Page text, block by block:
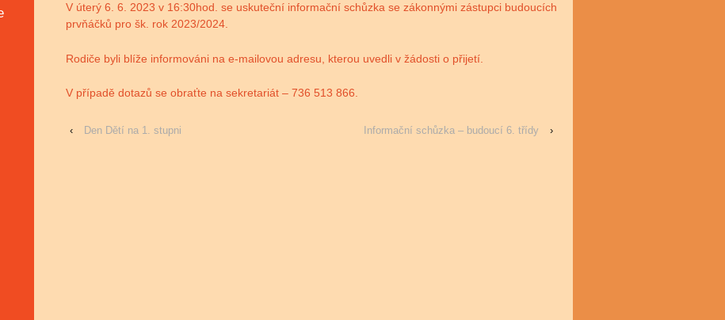
V úterý 6. 6. 2023 v 16:30hod. se uskuteční informační schůzka se zákonnými zástupci budoucích
prvňáčků pro šk. rok 2023/2024.
Rodiče byli blíže informováni na e-mailovou adresu, kterou uvedli v žádosti o přijetí.
V případě dotazů se obraťte na sekretariát – 736 513 866.
‹ Den Dětí na 1. stupni Informační schůzka – budoucí 6. třídy ›